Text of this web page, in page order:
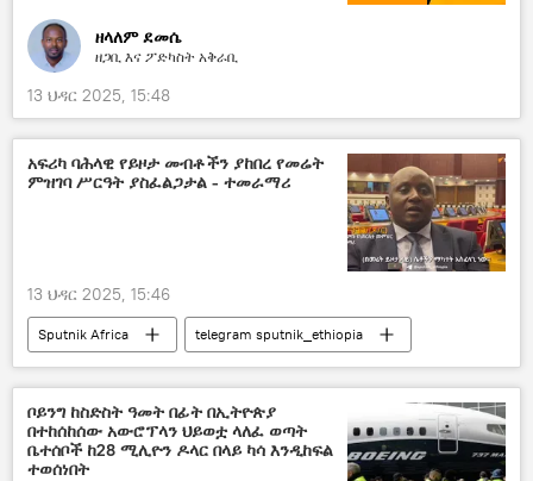
ዘላለም ደመሴ
ዘጋቢ እና ፖድካስት አቅራቢ
13 ህዳር 2025, 15:48
አፍሪካ ባሕላዊ የይዞታ መብቶችን ያከበረ የመሬት
ምዝገባ ሥርዓት ያስፈልጋታል - ተመራማሪ
13 ህዳር 2025, 15:46
Sputnik Africa telegram sputnik_ethiopia
ቦይንግ ከስድስት ዓመት በፊት በኢትዮጵያ
በተከሰከሰው አውሮፕላን ህይወቷ ላለፈ ወጣት
ቤተሰቦች ከ28 ሚሊዮን ዶላር በላይ ካሳ እንዲከፍል
ተወሰነበት